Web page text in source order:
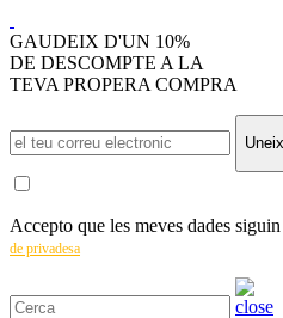
GAUDEIX D'UN 10%
DE DESCOMPTE A LA
TEVA PROPERA COMPRA
Accepto que les meves dades
de privadesa